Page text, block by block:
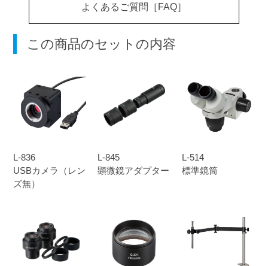
よくあるご質問［FAQ］
この商品のセットの内容
L-836
USBカメラ（レン
ズ無）
L-845
顕微鏡アダプター
L-514
標準鏡筒